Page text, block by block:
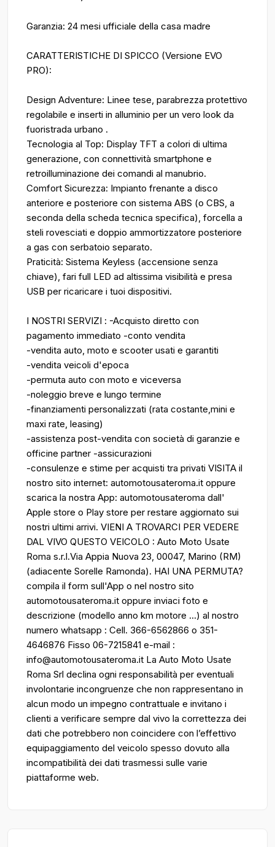
Garanzia: 24 mesi ufficiale della casa madre
CARATTERISTICHE DI SPICCO (Versione EVO
PRO):
Design Adventure: Linee tese, parabrezza protettivo
regolabile e inserti in alluminio per un vero look da
fuoristrada urbano .
Tecnologia al Top: Display TFT a colori di ultima
generazione, con connettività smartphone e
retroilluminazione dei comandi al manubrio.
Comfort Sicurezza: Impianto frenante a disco
anteriore e posteriore con sistema ABS (o CBS, a
seconda della scheda tecnica specifica), forcella a
steli rovesciati e doppio ammortizzatore posteriore
a gas con serbatoio separato.
Praticità: Sistema Keyless (accensione senza
chiave), fari full LED ad altissima visibilità e presa
USB per ricaricare i tuoi dispositivi.
I NOSTRI SERVIZI : -Acquisto diretto con
pagamento immediato -conto vendita
-vendita auto, moto e scooter usati e garantiti
-vendita veicoli d'epoca
-permuta auto con moto e viceversa
-noleggio breve e lungo termine
-finanziamenti personalizzati (rata costante,mini e
maxi rate, leasing)
-assistenza post-vendita con società di garanzie e
officine partner -assicurazioni
-consulenze e stime per acquisti tra privati VISITA il
nostro sito internet: automotousateroma.it oppure
scarica la nostra App: automotousateroma dall'
Apple store o Play store per restare aggiornato sui
nostri ultimi arrivi. VIENI A TROVARCI PER VEDERE
DAL VIVO QUESTO VEICOLO : Auto Moto Usate
Roma s.r.l.Via Appia Nuova 23, 00047, Marino (RM)
(adiacente Sorelle Ramonda). HAI UNA PERMUTA?
compila il form sull'App o nel nostro sito
automotousateroma.it oppure inviaci foto e
descrizione (modello anno km motore ...) al nostro
numero whatsapp : Cell. 366-6562866 o 351-
4646876 Fisso 06-7215841 e-mail :
info@automotousateroma.it La Auto Moto Usate
Roma Srl declina ogni responsabilità per eventuali
involontarie incongruenze che non rappresentano in
alcun modo un impegno contrattuale e invitano i
clienti a verificare sempre dal vivo la correttezza dei
dati che potrebbero non coincidere con l’effettivo
equipaggiamento del veicolo spesso dovuto alla
incompatibilità dei dati trasmessi sulle varie
piattaforme web.